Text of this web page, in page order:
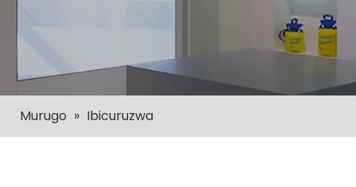
Murugo » Ibicuruzwa